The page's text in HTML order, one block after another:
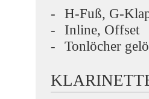
H-Fuß, G-
Inline, Offset
Tonlöcher